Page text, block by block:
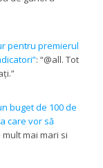
pentru premierul
: “@all. Tot
”
buget de 100 de
care vor să
mai mari si